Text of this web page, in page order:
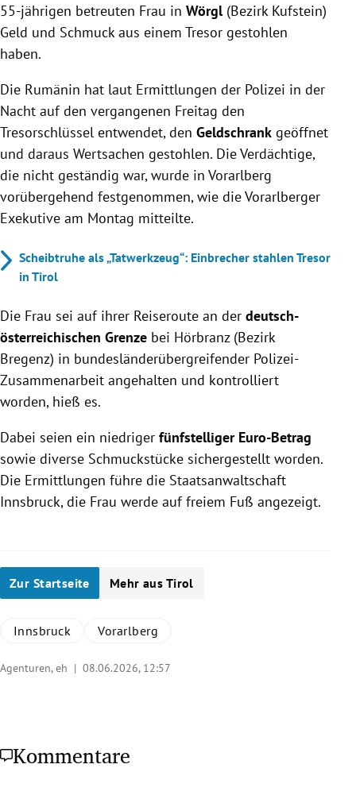
Untermenü
55-jährigen betreuten Frau in Wörgl (Bezirk Kufstein)
Geld und Schmuck aus einem Tresor gestohlen
haben.
Die Rumänin hat laut Ermittlungen der Polizei in der
Nacht auf den vergangenen Freitag den
Tresorschlüssel entwendet, den Geldschrank geöffnet
und daraus Wertsachen gestohlen. Die Verdächtige,
die nicht geständig war, wurde in Vorarlberg
vorübergehend festgenommen, wie die Vorarlberger
Exekutive am Montag mitteilte.
Scheibtruhe als „Tatwerkzeug“: Einbrecher stahlen Tresor
in Tirol
Die Frau sei auf ihrer Reiseroute an der deutsch-
österreichischen Grenze bei Hörbranz (Bezirk
Bregenz) in bundesländerübergreifender Polizei-
Zusammenarbeit angehalten und kontrolliert
worden, hieß es.
Dabei seien ein niedriger fünfstelliger Euro-Betrag
sowie diverse Schmuckstücke sichergestellt worden.
Die Ermittlungen führe die Staatsanwaltschaft
Innsbruck, die Frau werde auf freiem Fuß angezeigt.
Zur Startseite Mehr aus Tirol
Innsbruck Vorarlberg
Agenturen, eh | 08.06.2026, 12:57
Kommentare